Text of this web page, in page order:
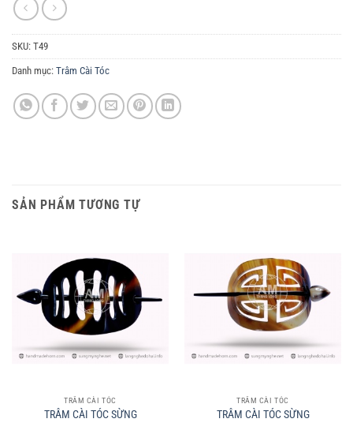
SKU: T49
Danh mục: Trâm Cài Tóc
SẢN PHẨM TƯƠNG TỰ
TRÂM CÀI TÓC
TRÂM CÀI TÓC SỪNG
TRÂM CÀI TÓC
TRÂM CÀI TÓC SỪNG